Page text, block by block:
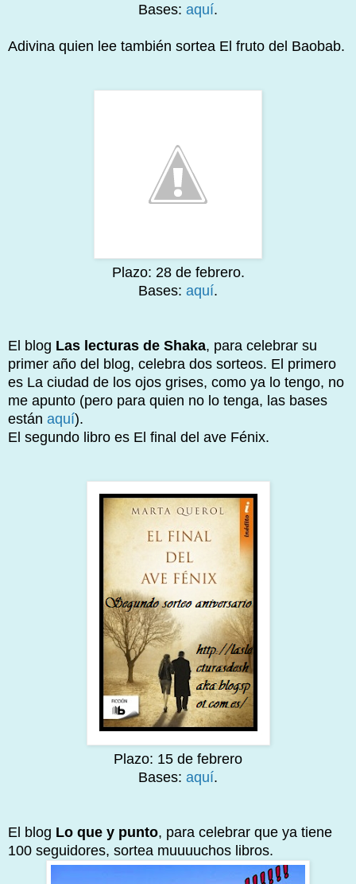
Bases: aquí.
Adivina quien lee también sortea El fruto del Baobab.
Plazo: 28 de febrero.
Bases: aquí.
El blog Las lecturas de Shaka, para celebrar su
primer año del blog, celebra dos sorteos. El primero
es La ciudad de los ojos grises, como ya lo tengo, no
me apunto (pero para quien no lo tenga, las bases
están aquí).
El segundo libro es El final del ave Fénix.
Plazo: 15 de febrero
Bases: aquí.
El blog Lo que y punto, para celebrar que ya tiene
100 seguidores, sortea muuuuchos libros.